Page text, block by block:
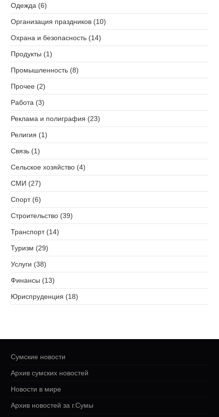
Одежда (6)
Организация праздников (10)
Охрана и безопасность (14)
Продукты (1)
Промышленность (8)
Прочее (2)
Работа (3)
Реклама и полиграфия (23)
Религия (1)
Связь (1)
Сельское хозяйство (4)
СМИ (27)
Спорт (6)
Строительство (39)
Транспорт (14)
Туризм (29)
Услуги (38)
Финансы (13)
Юриспруденция (18)
Сумские новости
Архив сумских новостей
Новости в мире
Архив новостей за г.Сумы